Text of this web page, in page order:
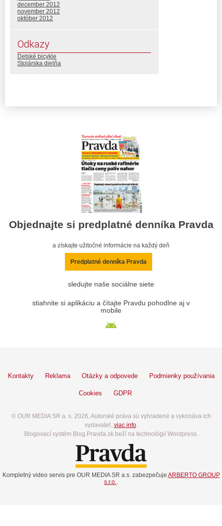
december 2012
november 2012
október 2012
Odkazy
Detské bicykle
Stolárska dielňa
Objednajte si predplatné denníka Pravda
a získajte užitočné informácie na každý deň
Predplatné denníka Pravda
sledujte naše sociálne siete
stiahnite si aplikáciu a čítajte Pravdu pohodlne aj v
mobile
Kontakty Reklama Otázky a odpovede Podmienky používania
Cookies GDPR
© OUR MEDIA SR a. s. 2026. Autorské práva sú vyhradené a vykonáva ich
vydavateľ, viac info.
Blogovací systém Blog.Pravda.sk beží na technológií Wordpress.
Kompletný video servis pre OUR MEDIA SR a.s. zabezpečuje ARBERTO GROUP
s.r.o.